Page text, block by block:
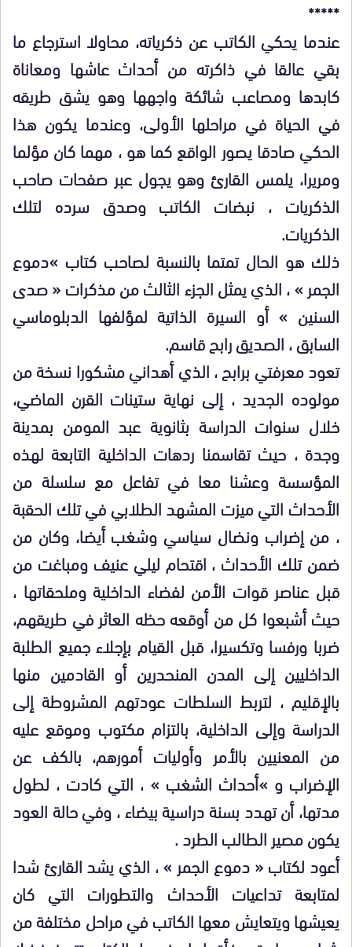
*****
عندما يحكي الكاتب عن ذكرياته، محاولا استرجاع ما
بقي عالقا في ذاكرته من أحداث عاشها ومعاناة
كابدها ومصاعب شائكة واجهها وهو يشق طريقه
في الحياة في مراحلها الأولى، وعندما يكون هذا
الحكي صادقا يصور الواقع كما هو ، مهما كان مؤلما
ومريرا، يلمس القارئ وهو يجول عبر صفحات صاحب
الذكريات ، نبضات الكاتب وصدق سرده لتلك
الذكريات.
ذلك هو الحال تمتما بالنسبة لصاحب كتاب »دموع
الجمر » ، الذي يمثل الجزء الثالث من مذكرات « صدى
السنين » أو السيرة الذاتية لمؤلفها الدبلوماسي
السابق ، الصديق رابح قاسم.
تعود معرفتي برابح ، الذي أهداني مشكورا نسخة من
مولوده الجديد ، إلى نهاية ستينات القرن الماضي،
خلال سنوات الدراسة بثانوية عبد المومن بمدينة
وجدة ، حيث تقاسمنا ردهات الداخلية التابعة لهذه
المؤسسة وعشنا معا في تفاعل مع سلسلة من
الأحداث التي ميزت المشهد الطلابي في تلك الحقبة
، من إضراب ونضال سياسي وشغب أيضا، وكان من
ضمن تلك الأحداث ، اقتحام ليلي عنيف ومباغت من
قبل عناصر قوات الأمن لفضاء الداخلية وملحقاتها ،
حيث أشبعوا كل من أوقعه حظه العاثر في طريقهم،
ضربا ورفسا وتكسيرا، قبل القيام بإجلاء جميع الطلبة
الداخليين إلى المدن المنحدرين أو القادمين منها
بالإقليم ، لتربط السلطات عودتهم المشروطة إلى
الدراسة وإلى الداخلية، بالتزام مكتوب وموقع عليه
من المعنيين بالأمر وأوليات أمورهم، بالكف عن
الإضراب و »أحداث الشغب » ، التي كادت ، لطول
مدتها، أن تهدد بسنة دراسية بيضاء ، وفي حالة العود
يكون مصير الطالب الطرد .
أعود لكتاب « دموع الجمر » ، الذي يشد القارئ شدا
لمتابعة تداعيات الأحداث والتطورات التي كان
يعيشها ويتعايش معها الكاتب في مراحل مختلفة من